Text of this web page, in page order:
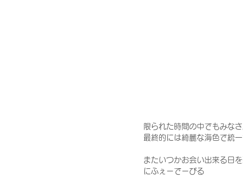
限られた時間の中でもみな
最終的には綺麗な海色で統
またいつかお会い出来る日
にふぇーでーびる